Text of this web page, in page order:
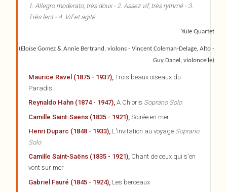
1. Allegro moderato, très doux - 2. Assez vif, très rythmé - 3.
Très lent - 4. Vif et agité
Yule Quartet
(Eloïse Gomez & Annie Bertrand, violons - Vincent Coleman-Delage, Alto -
Guy Danel, violoncelle)
Maurice Ravel (1875 - 1937), Trois beaux oiseaux du
Paradis
Reynaldo Hahn (1874 - 1947), A Chloris Soprano Solo
Camille Saint-Saëns (1835 - 1921), Soirée en mer
Henri Duparc (1848 - 1933), L'invitation au voyage Soprano
Solo
Camille Saint-Saëns (1835 - 1921), Chant de ceux qui s'en
vont sur mer
Gabriel Fauré (1845 - 1924), Les berceaux